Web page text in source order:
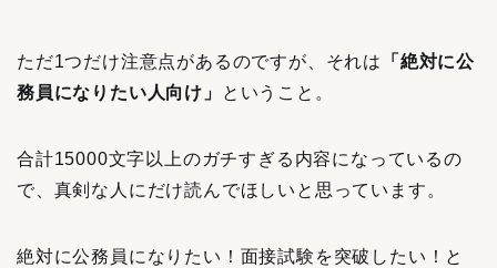
ただ1つだけ注意点があるのですが、それは
「絶対に公
務員になりたい人向け」
ということ。
合計15000文字以上のガチすぎる内容になっているの
で、真剣な人にだけ読んでほしいと思っています。
絶対に公務員になりたい！面接試験を突破したい！と